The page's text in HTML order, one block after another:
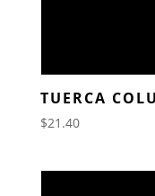
TUERCA
$21.40